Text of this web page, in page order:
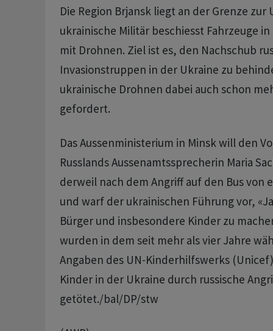
Die Region Brjansk liegt an der Grenze zur
ukrainische Militär beschiesst Fahrzeuge
mit Drohnen. Ziel ist es, den Nachschub
Invasionstruppen in der Ukraine zu
ukrainische Drohnen dabei auch schon
gefordert.
Das Aussenministerium in Minsk will den
Russlands Aussenamtssprecherin Maria
derweil nach dem Angriff auf den Bus von
und warf der ukrainischen Führung vor,
Bürger und insbesondere Kinder zu
wurden in dem seit mehr als vier Jahre
Angaben des UN-Kinderhilfswerks
Kinder in der Ukraine durch russische
getötet./bal/DP/stw